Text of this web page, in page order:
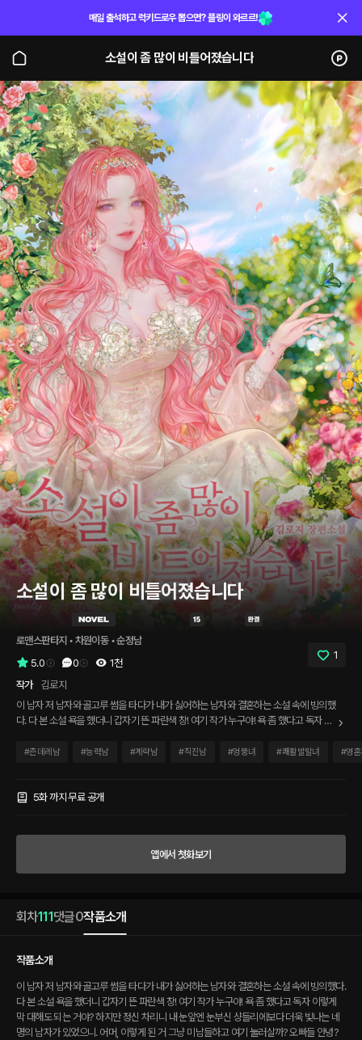
매일 출석하고 럭키드로우 뽑으면? 플링이 와르르!
소설이 좀 많이 비틀어졌습니다
소설이 좀 많이 비틀어졌습니다
로맨스판타지 • 차원이동 • 순정남
5.0
0 1천
1
작가
김로지
이 남자 저 남자와 골고루 썸을 타다가 내가 싫어하는 남자와 결혼하는 소설 속에 빙의했
다. 다 본 소설 욕을 했더니 갑자기 뜬 파란색 창! 여기 작가 누구야! 욕 좀 했다고 독자 이
나는 네 명의 남자가 있었으니. 어머, 이렇게 된 거 그냥 미남들하고 여기 눌러살까? 오빠
원작처럼 흘러가지 않았다. 남주 1이 눈앞에서 저 샹들리에 밑에 깔려 죽고서야 나에게
#츤데레남 #능력남 #계략남 #직진남 #엉뚱녀 #쾌활발랄녀 #영
5화 까지 무료 공개
앱에서 첫화보기
회차111 댓글0작품소개
작품소개
이 남자 저 남자와 골고루 썸을 타다가 내가 싫어하는 남자와 결혼하는 소설 속에 빙의했다.
다 본 소설 욕을 했더니 갑자기 뜬 파란색 창! 여기 작가 누구야! 욕 좀 했다고 독자 이렇게
막 대해도 되는 거야? 하지만 정신 차리니 내 눈앞엔 눈부신 샹들리에보다 더욱 빛나는 네
명의 남자가 있었으니. 어머, 이렇게 된 거 그냥 미남들하고 여기 눌러살까? 오빠들 안녕?